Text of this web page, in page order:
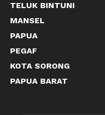
TELUK BINTUNI
MANSEL
PAPUA
PEGAF
KOTA SORONG
PAPUA BARAT